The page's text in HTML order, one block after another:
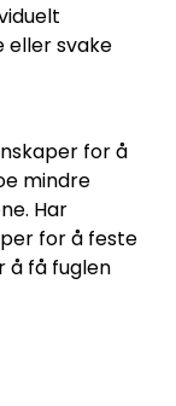
eller svake
for å
mindre
Har
for å feste
å få fuglen